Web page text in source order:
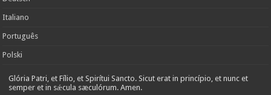
Italiano
Português
Polski
Glória Patri, et Fílio, et Spirítui Sancto. Sicut erat in princípio, et nunc et
semper et in sǽcula sæculórum. Amen.